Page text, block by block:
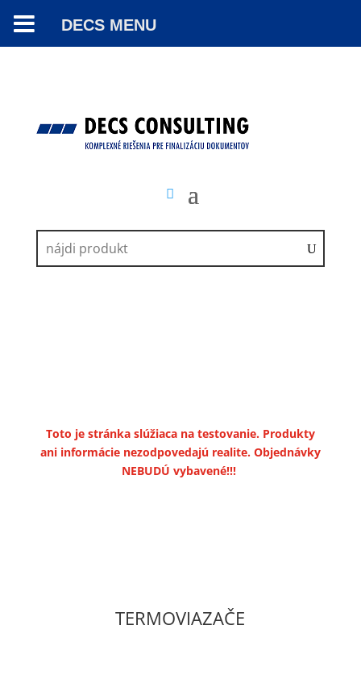
Toto je stránka slúžiaca na testovanie. Produkty
ani informácie nezodpovedajú realite. Objednávky
NEBUDÚ vybavené!!!
TERMOVIAZAČE
DECS MENU